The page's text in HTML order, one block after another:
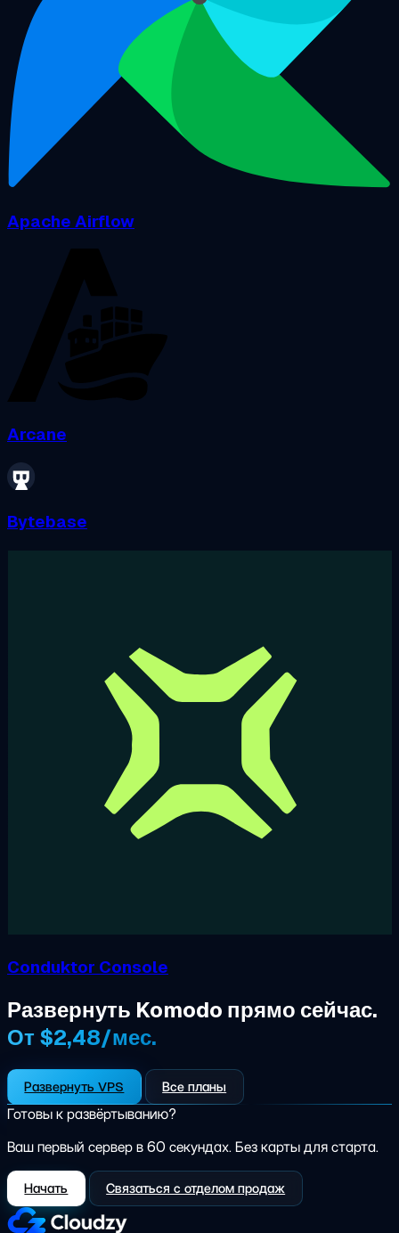
Apache Airflow
Arcane
Bytebase
Conduktor Console
Развернуть Komodo прямо сейчас.
От $2,48/мес.
Развернуть VPS Все планы
Готовы к развёртыванию?
Ваш первый сервер в 60 секундах. Без карты для старта.
Начать Связаться с отделом продаж